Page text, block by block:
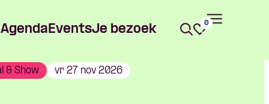
AgendaEventsJe bezoek 0
& Show vr 27 nov 2026